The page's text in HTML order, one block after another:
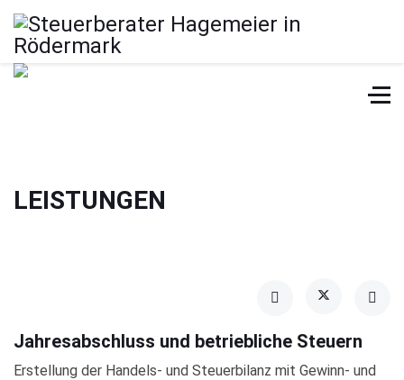
LEISTUNGEN
Jahresabschluss und betriebliche Steuern
Erstellung der Handels- und Steuerbilanz mit Gewinn- und